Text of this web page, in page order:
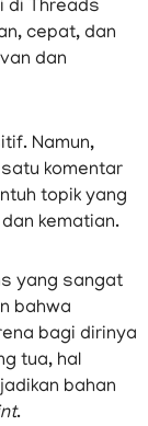
di Threads
cepat, dan
dan
Namun,
komentar
topik yang
kematian.
yang sangat
bahwa
bagi dirinya
tua, hal
bahan
.